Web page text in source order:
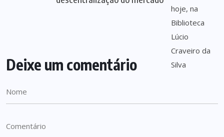
Deixe um comentário